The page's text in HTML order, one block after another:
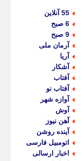
55 آنلاین
6 صبح
9 صبح
آرمان ملی
آریا
آشکار
آفتاب
آفتاب نو
آوازه شهر
آوش
آهن نیوز
آینده روشن
اتومبیل فارسی
اخبار ارسالی